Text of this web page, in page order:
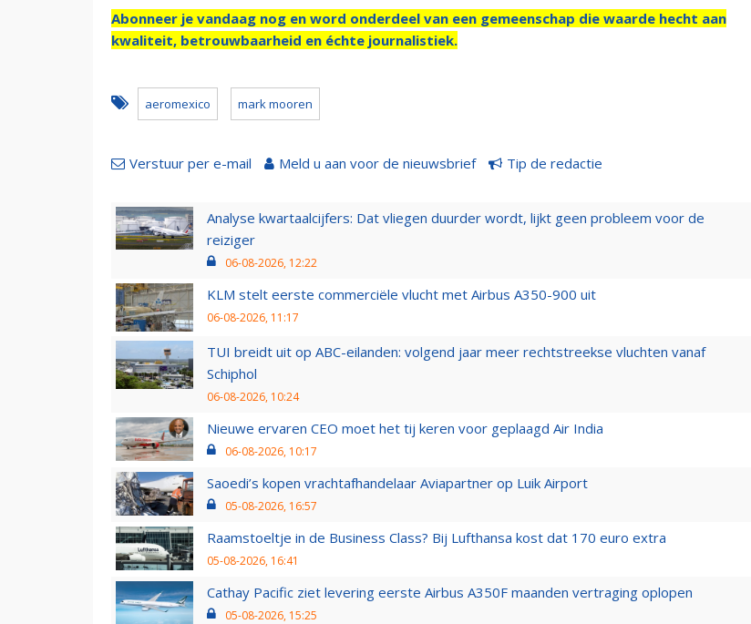
Abonneer je vandaag nog en word onderdeel van een gemeenschap die waarde hecht aan
kwaliteit, betrouwbaarheid en échte journalistiek.
aeromexico mark mooren
Verstuur per e-mail Meld u aan voor de nieuwsbrief Tip de redactie
Analyse kwartaalcijfers: Dat vliegen duurder wordt, lijkt geen probleem voor de
reiziger
06-08-2026, 12:22
KLM stelt eerste commerciële vlucht met Airbus A350-900 uit
06-08-2026, 11:17
TUI breidt uit op ABC-eilanden: volgend jaar meer rechtstreekse vluchten vanaf
Schiphol
06-08-2026, 10:24
Nieuwe ervaren CEO moet het tij keren voor geplaagd Air India
06-08-2026, 10:17
Saoedi’s kopen vrachtafhandelaar Aviapartner op Luik Airport
05-08-2026, 16:57
Raamstoeltje in de Business Class? Bij Lufthansa kost dat 170 euro extra
05-08-2026, 16:41
Cathay Pacific ziet levering eerste Airbus A350F maanden vertraging oplopen
05-08-2026, 15:25